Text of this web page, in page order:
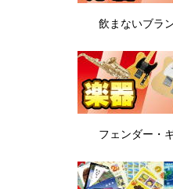
飲まないブラ
フェンダー・